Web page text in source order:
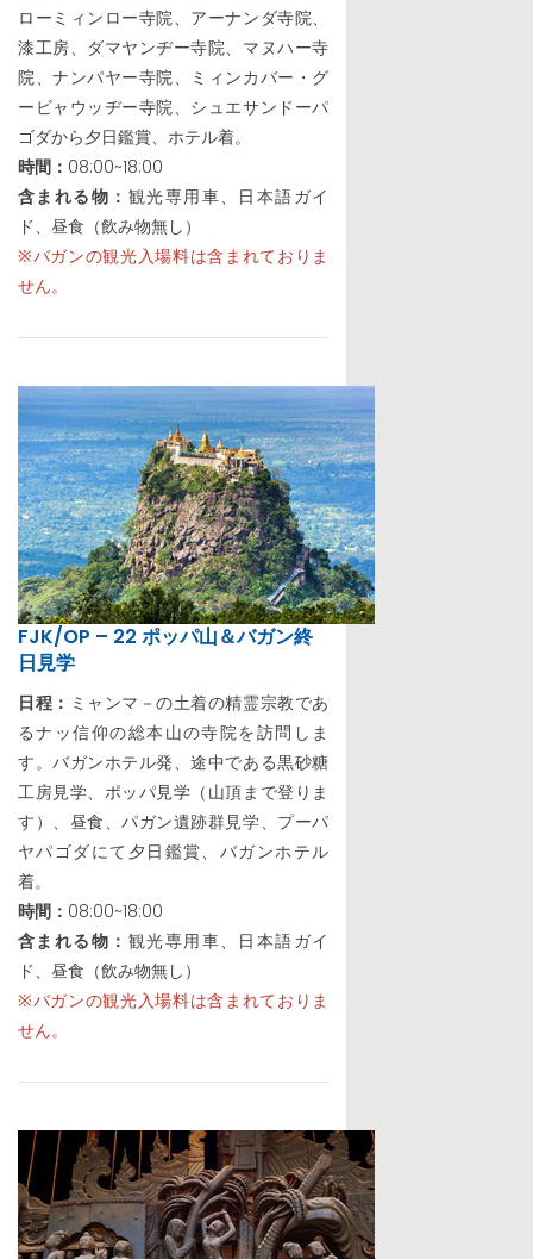
ローミィンロー寺院、アーナンダ寺院、
漆工房、ダマヤンヂー寺院、マヌハー寺
院、ナンパヤー寺院、ミィンカバー・グ
ービャウッヂー寺院、シュエサンドーパ
ゴダから夕日鑑賞、ホテル着。
時間： 08:00~18:00
含まれる物： 観光専用車、日本語ガイ
ド、昼食（飲み物無し）
※バガンの観光入場料は含まれておりま
せん。
FJK/OP – 22 ポッパ山＆バガン終
日見学
日程： ミャンマ－の土着の精霊宗教であ
るナッ信仰の総本山の寺院を訪問しま
す。バガンホテル発、途中である黒砂糖
工房見学、ポッパ見学（山頂まで登りま
す）、昼食、パガン遺跡群見学、プーパ
ヤパゴダにて夕日鑑賞、バガンホテル
着。
時間： 08:00~18:00
含まれる物： 観光専用車、日本語ガイ
ド、昼食（飲み物無し）
※バガンの観光入場料は含まれておりま
せん。